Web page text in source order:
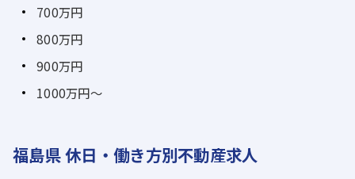
700万円
800万円
900万円
1000万円～
福島県 休日・働き方別不動産求人